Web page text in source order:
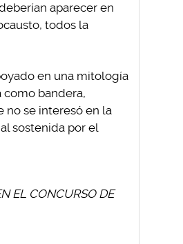
aparecer en
todos la
en una mitología
como bandera,
no se interesó en la
sostenida por el
EL CONCURSO DE